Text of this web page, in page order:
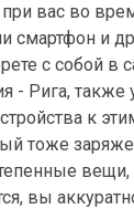
вас во
смартфон и
с собой в
- Рига, также
к
тоже
вы